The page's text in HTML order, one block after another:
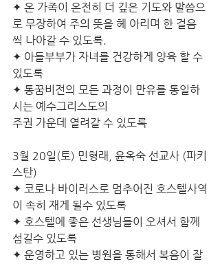
✦ 온 가족이 온전히 더 깊은 기도와 말씀으
로 무장하여 주의 뜻을 헤 아리며 한 걸음
씩 나아갈 수 있도록.
✦ 아들부부가 자녀를 건강하게 양육 할 수
있도록
✦ 통꿈비전의 모든 과정이 만유를 통일하
시는 예수그리스도의
주권 가운데 열려갈 수 있도록
3월 20일(토) 민형래, 윤옥숙 선교사 (파키
스탄)
✦ 코로나 바이러스로 멈추어진 호스텔사역
이 속히 재게 될수 있도록
✦ 호스텔에 좋은 선생님들이 오셔서 함께
섬길수 있도록
✦ 운영하고 있는 병원을 통해서 복음이 잘